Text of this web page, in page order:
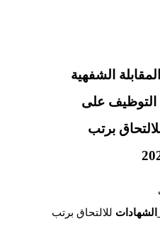
الشفهية
التوظيف على
برتب
للالتحاق برتب